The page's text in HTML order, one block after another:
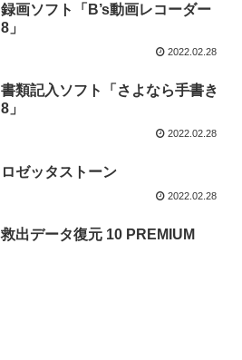
録画ソフト「B’s動画レコーダー
8」
2022.02.28
書類記入ソフト「さよなら手書き
8」
2022.02.28
ロゼッタストーン
2022.02.28
救出データ復元 10 PREMIUM